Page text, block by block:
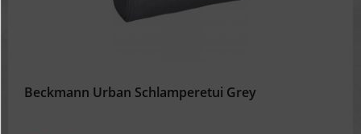
Beckmann Urban Schlamperetui Grey